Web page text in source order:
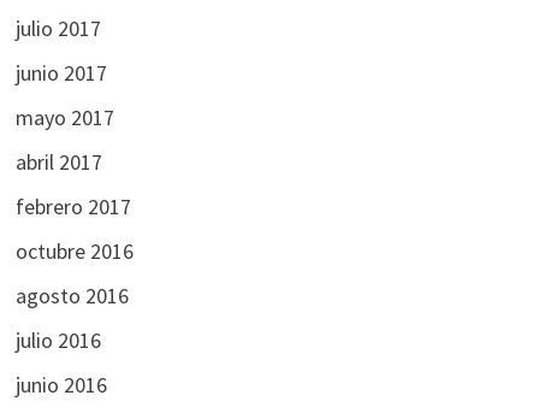
julio 2017
junio 2017
mayo 2017
abril 2017
febrero 2017
octubre 2016
agosto 2016
julio 2016
junio 2016